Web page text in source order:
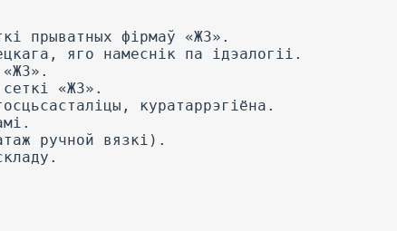
прыватных фірмаў «ЖЗ».
яго намеснік па ідэалогіі.
«ЖЗ».
куратаррэгіёна.
ручной вязкі).